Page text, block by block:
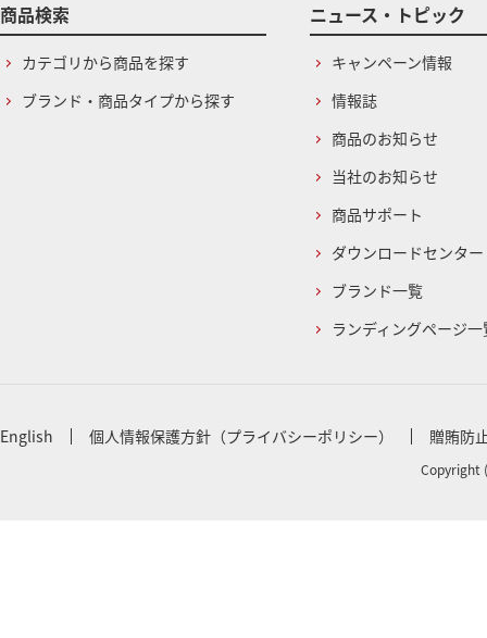
商品検索
カテゴリから商品を探す
ブランド・商品タイプから探す
ニュース・トピック
キャンペーン情報
情報誌
商品のお知らせ
当社のお知らせ
商品サポート
ダウンロードセンター
ブランド一覧
ランディングページ一
English 個人情報保護方針（プライバシーポリシー） 贈賄防
Copyright